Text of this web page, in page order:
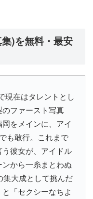
)を無料・最安
現在はタレントとし
ファースト写真
をメインに、アイ
も敢行。これまで
彼女が、アイドル
から一糸まとわぬ
大成として挑んだ
「セクシーなちよ